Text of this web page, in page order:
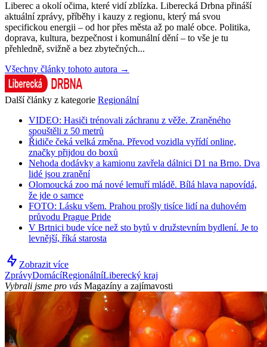
Liberec a okolí očima, které vidí zblízka. Liberecká Drbna přináší
aktuální zprávy, příběhy i kauzy z regionu, který má svou
specifickou energii – od hor přes města až po malé obce. Politika,
doprava, kultura, bezpečnost i komunální dění – to vše je tu
přehledně, svižně a bez zbytečných...
Všechny články tohoto autora →
Další články z kategorie Regionální
VIDEO: Hasiči trénovali záchranu z věže. Zraněného
spouštěli z 50 metrů
Řidiče čeká velká změna. Převod vozidla vyřídí online,
značky přijdou do boxů
Nehoda dodávky a kamionu zavřela dálnici D1 na Brno. Dva
lidé jsou zranění
Olomoucká zoo má nové lemuří mládě. Bílá hlava napovídá,
že jde o samce
FOTO: Lásku všem. Prahou prošly tisíce lidí na duhovém
průvodu Prague Pride
V Brtnici bude více než sto bytů v družstevním bydlení. Je to
levnější, říká starosta
Zobrazit více
ZprávyDomácíRegionálníLiberecký kraj
Vybrali jsme pro vás Magazíny a zajímavosti